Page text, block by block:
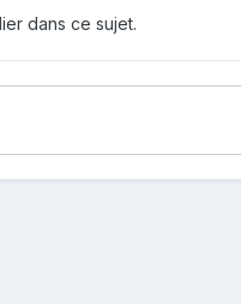
dans ce sujet.